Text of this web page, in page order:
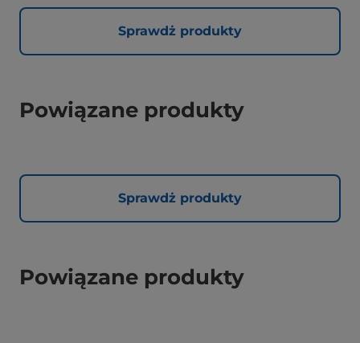
Sprawdż produkty
Powiązane produkty
Sprawdż produkty
Powiązane produkty